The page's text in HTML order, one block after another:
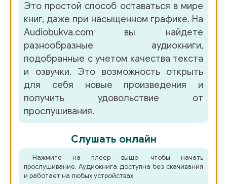
43
44
45
47
50
51
Это простой способ оставаться в мире
книг, даже при насыщенном графике. На
Audiobukva.com вы найдете
разнообразные аудиокниги,
подобранные с учетом качества текста
и озвучки. Это возможность открыть
для себя новые произведения и
получить удовольствие от
прослушивания.
Слушать онлайн
Нажмите на плеер выше, чтобы начать
прослушивание. Аудиокнига доступна без скачивания
и работает на любых устройствах.